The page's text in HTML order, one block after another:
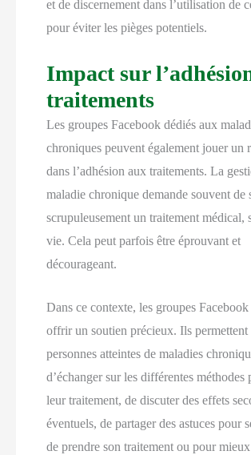
et de discernement dans l’utilisation de
pour éviter les pièges potentiels.
Impact sur
traitements
Les groupes Facebook dédiés aux
chroniques peuvent également jouer un
dans l’adhésion aux traitements. La
maladie chronique demande souvent de
scrupuleusement un traitement médical,
vie. Cela peut parfois être éprouvant et
décourageant.
Dans ce contexte, les groupes
offrir un soutien précieux. Ils permettent
personnes atteintes de maladies
d’échanger sur les différentes méthodes
leur traitement, de discuter des effets
éventuels, de partager des astuces pour
de prendre son traitement ou pour